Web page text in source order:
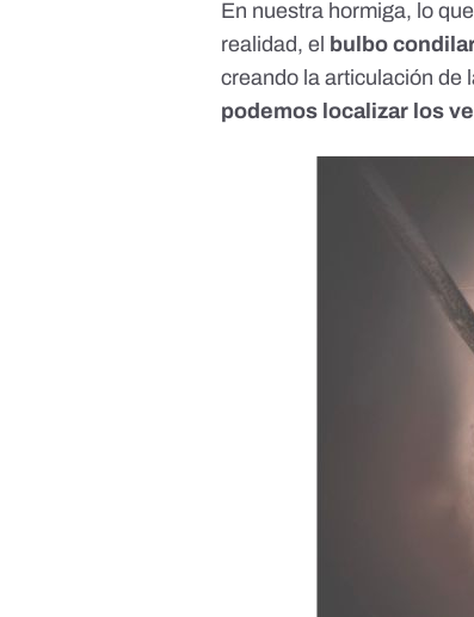
En nuestra hormiga, lo
realidad, el bulbo
creando la articulación de
podemos localizar los